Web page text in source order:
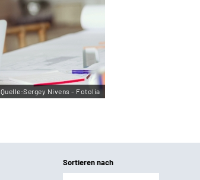
Quelle:Sergey Nivens - Fotolia
Sortieren nach